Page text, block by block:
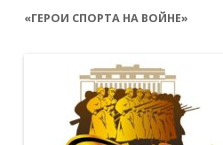
«ГЕРОИ СПОРТА НА ВОЙНЕ»